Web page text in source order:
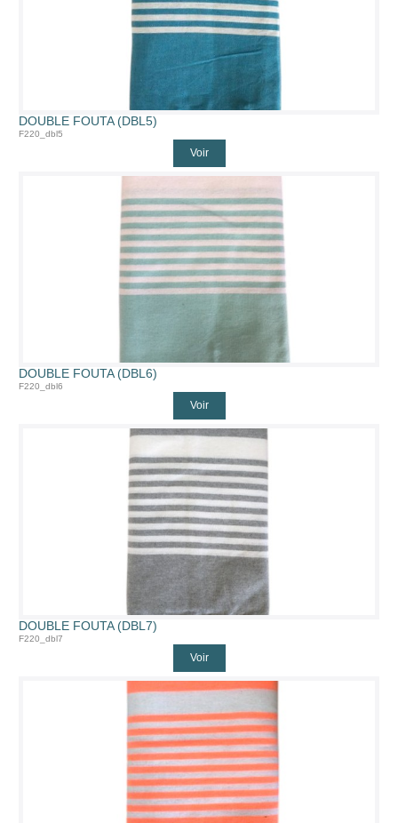
DOUBLE FOUTA (DBL5)
F220_dbl5
Voir
DOUBLE FOUTA (DBL6)
F220_dbl6
Voir
DOUBLE FOUTA (DBL7)
F220_dbl7
Voir